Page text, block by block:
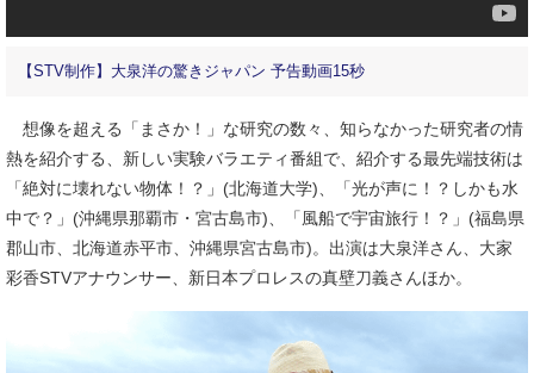
【STV制作】大泉洋の驚きジャパン 予告動画15秒
想像を超える「まさか！」な研究の数々、知らなかった研究者の情
熱を紹介する、新しい実験バラエティ番組で、紹介する最先端技術は
「絶対に壊れない物体！？」(北海道大学)、「光が声に！？しかも水
中で？」(沖縄県那覇市・宮古島市)、「風船で宇宙旅行！？」(福島県
郡山市、北海道赤平市、沖縄県宮古島市)。出演は大泉洋さん、大家
彩香STVアナウンサー、新日本プロレスの真壁刀義さんほか。